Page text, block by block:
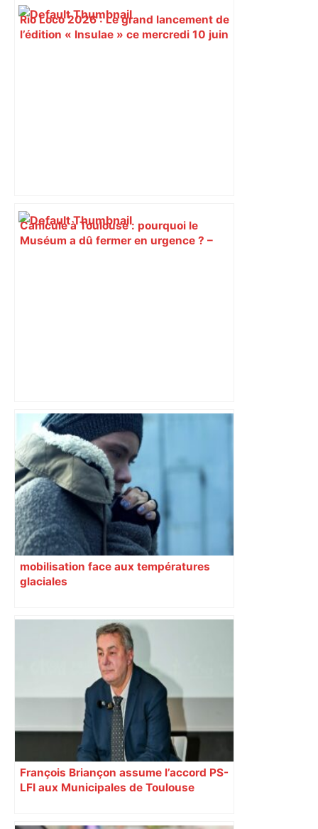
Rio Loco 2026 : Le grand lancement de
l’édition « Insulae » ce mercredi 10 juin
Canicule à Toulouse : pourquoi le
Muséum a dû fermer en urgence ? –
Wonderligue (playdowns) : battu mais
diminué, le TMB ne s'est pas fait
manger par Lyon – ladepeche.fr
mobilisation face aux températures
glaciales
François Briançon assume l’accord PS-
LFI aux Municipales de Toulouse